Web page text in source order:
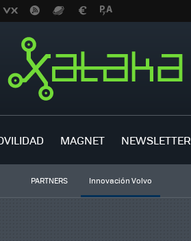
MAGNET NEWSLETTER
PARTNERS Innovación Volvo